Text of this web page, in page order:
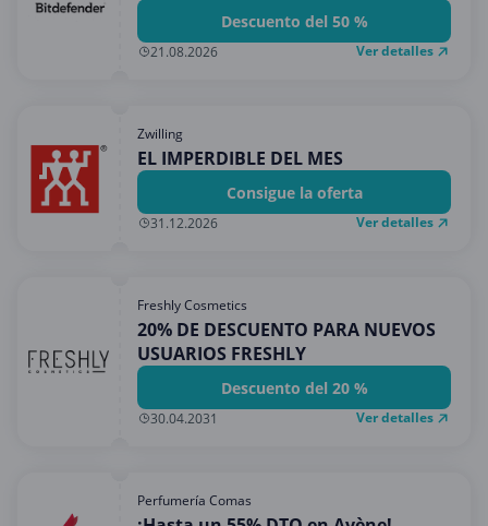
Descuento del 50 %
21.08.2026 Ver detalles
Zwilling
EL IMPERDIBLE DEL MES
Consigue la oferta
31.12.2026 Ver detalles
Freshly Cosmetics
20% DE DESCUENTO PARA NUEVOS
USUARIOS FRESHLY
Descuento del 20 %
30.04.2031 Ver detalles
Perfumería Comas